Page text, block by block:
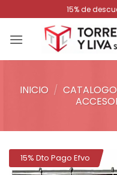
al
contenido
15% de
INICIO / CATALOGO
15% Dto Pago Efvo